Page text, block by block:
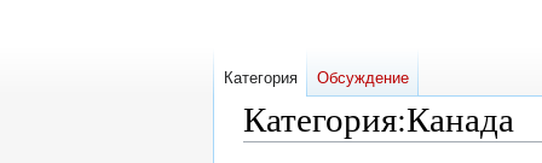
Категория:Канада
Категория Обсуждение